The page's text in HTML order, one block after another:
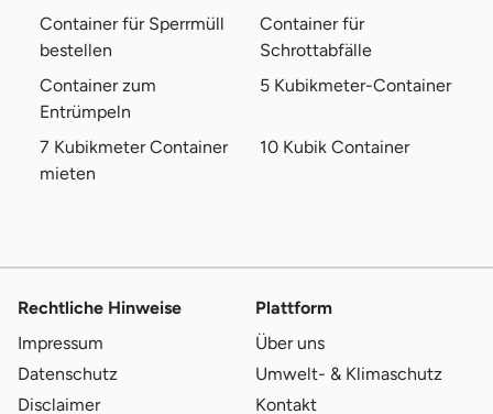
Container für Sperrmüll
bestellen
Container für
Schrottabfälle
Container zum
Entrümpeln
5 Kubikmeter-Container
7 Kubikmeter Container
mieten
10 Kubik Container
Rechtliche Hinweise
Impressum
Datenschutz
Disclaimer
Plattform
Über uns
Umwelt- & Klimaschutz
Kontakt